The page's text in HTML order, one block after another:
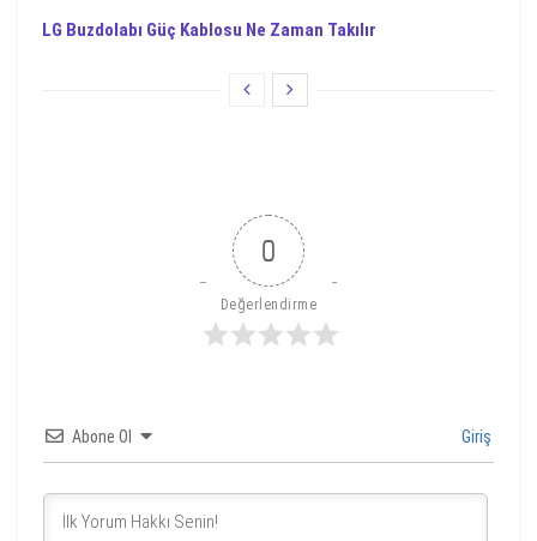
LG Buzdolabı Güç Kablosu Ne Zaman Takılır
0
Değerlendirme
Abone Ol Giriş